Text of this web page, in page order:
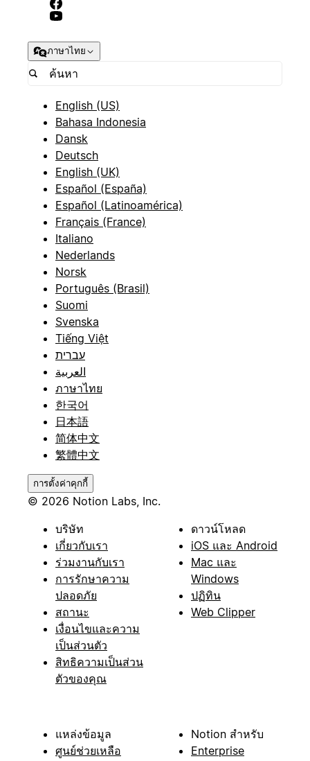
ภาษาไทย
English (US)
Bahasa Indonesia
Dansk
Deutsch
English (UK)
Español (España)
Español (Latinoamérica)
Français (France)
Italiano
Nederlands
Norsk
Português (Brasil)
Suomi
Svenska
Tiếng Việt
עברית
العربية
ภาษาไทย
한국어
日本語
简体中文
繁體中文
การตั้งค่าคุกกี้
© 2026 Notion Labs, Inc.
บริษัท
เกี่ยวกับเรา
ร่วมงานกับเรา
การรักษาความ
ปลอดภัย
สถานะ
เงื่อนไขและความ
เป็นส่วนตัว
สิทธิความเป็นส่วน
ตัวของคุณ
ดาวน์โหลด
iOS และ Android
Mac และ
Windows
ปฏิทิน
Web Clipper
แหล่งข้อมูล
ศูนย์ช่วยเหลือ
Notion สำหรับ
Enterprise